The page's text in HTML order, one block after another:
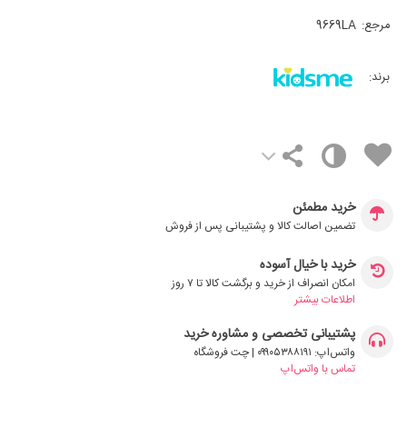
مرجع: 9669LA
برند:
خرید مطمئن
تضمین اصالت کالا و پشتیبانی پس از فروش
خرید با خیال آسوده
امکان انصراف از خرید و برگشت کالا تا ۷ روز
اطلاعات بیشتر
پشتیبانی تخصصی و مشاوره خرید
واتس‌اپ: ۰۹۹۰۵۳۸۸۱۹۱ | چت فروشگاه
تماس با واتس‌اپ